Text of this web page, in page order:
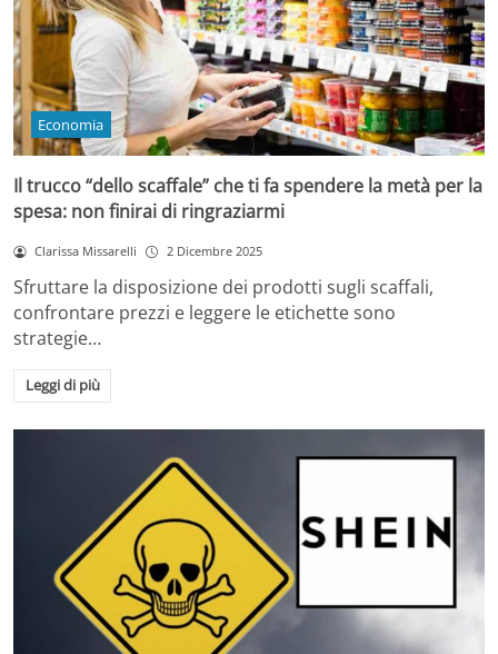
Economia
Il trucco “dello scaffale” che ti fa spendere la metà per la
spesa: non finirai di ringraziarmi
Clarissa Missarelli 2 Dicembre 2025
Sfruttare la disposizione dei prodotti sugli scaffali,
confrontare prezzi e leggere le etichette sono
strategie…
Leggi di più